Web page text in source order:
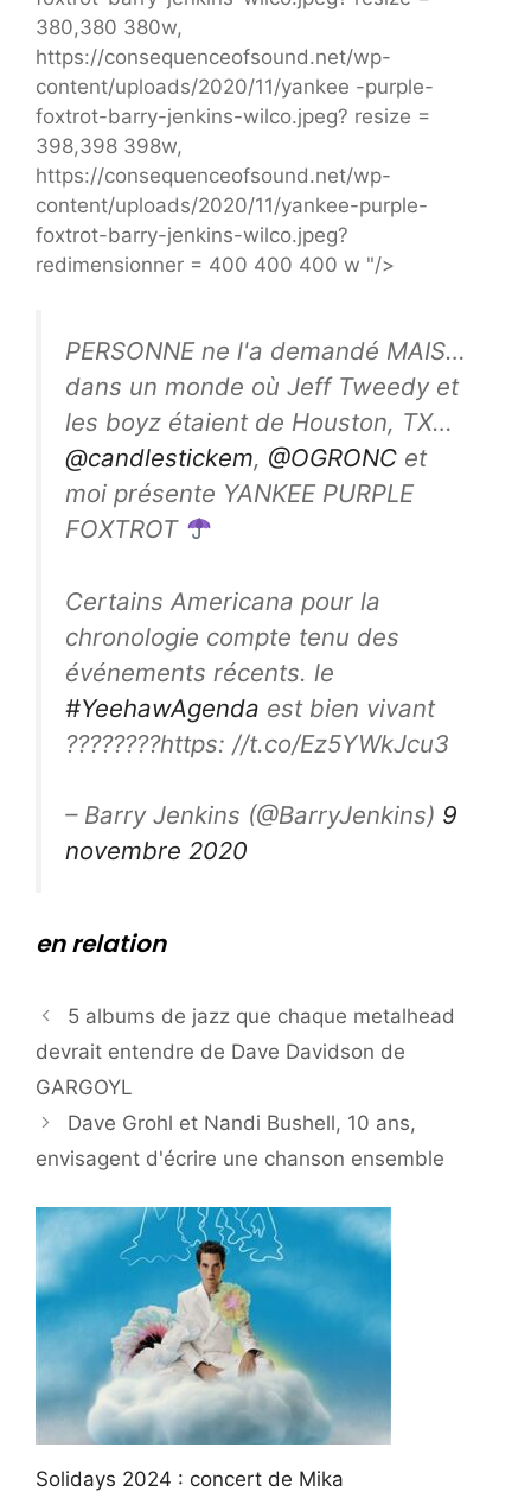
380,380 380w,
https://consequenceofsound.net/wp-
content/uploads/2020/11/yankee -purple-
foxtrot-barry-jenkins-wilco.jpeg? resize =
398,398 398w,
https://consequenceofsound.net/wp-
content/uploads/2020/11/yankee-purple-
foxtrot-barry-jenkins-wilco.jpeg?
redimensionner = 400 400 400 w "/>
PERSONNE ne l'a demandé MAIS…
dans un monde où Jeff Tweedy et
les boyz étaient de Houston, TX…
@candlestickem, @OGRONC et
moi présente YANKEE PURPLE
FOXTROT
Certains Americana pour la
chronologie compte tenu des
événements récents. le
#YeehawAgenda est bien vivant
????????https: //t.co/Ez5YWkJcu3
– Barry Jenkins (@BarryJenkins) 9
novembre 2020
en relation
5 albums de jazz que chaque metalhead
devrait entendre de Dave Davidson de
GARGOYL
Dave Grohl et Nandi Bushell, 10 ans,
envisagent d'écrire une chanson ensemble
Solidays 2024 : concert de Mika